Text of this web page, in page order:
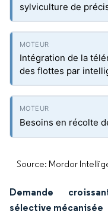
sylviculture de
Intégration de la
des flottes par
Besoins en récolte
Source: Mordor
Demande
sélective mécanisée